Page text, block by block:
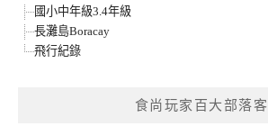
國小中年級3.4年級
長灘島Boracay
飛行紀錄
食尚玩家百大部落客